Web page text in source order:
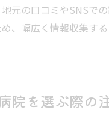
元の口コミやSNSで
、幅広く情報収集す
院を選ぶ際の